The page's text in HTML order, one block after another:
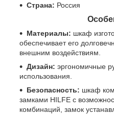
Страна: Россия
Материалы: шкаф
обеспечивает его
внешним воздействиям.
Дизайн: эргономичные
использования.
Безопасность: шкаф
замками HILFE с
комбинаций, замок